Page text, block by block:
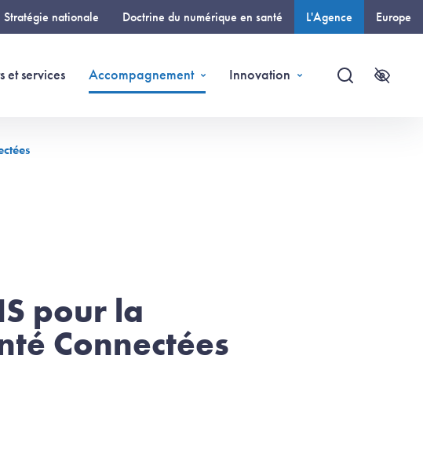
Stratégie nationale Doctrine du numérique en santé L'Agence Europe
et services Accompagnement Innovation
Recherche
pour la
Connectées
Linkedin